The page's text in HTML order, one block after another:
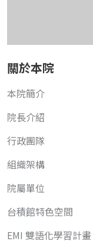
關於本院
本院簡介
院長介紹
行政團隊
組織架構
院屬單位
台積館特色空間
EMI 雙語化學習計畫